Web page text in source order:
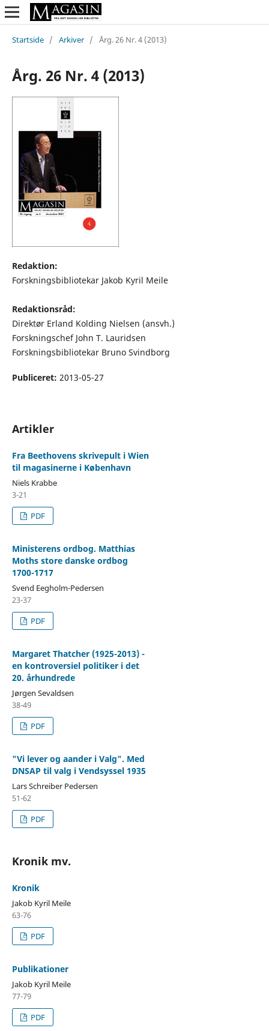
Startside / Arkiver / Årg. 26 Nr. 4 (2013)
Årg. 26 Nr. 4 (2013)
Redaktion:
Forskningsbibliotekar Jakob Kyril Meile
Redaktionsråd:
Direktør Erland Kolding Nielsen (ansvh.)
Forskningschef John T. Lauridsen
Forskningsbibliotekar Bruno Svindborg
Publiceret: 2013-05-27
Artikler
Fra Beethovens skrivepult i Wien
til magasinerne i København
Niels Krabbe
3-21
PDF
Ministerens ordbog. Matthias
Moths store danske ordbog
1700-1717
Svend Eegholm-Pedersen
23-37
PDF
Margaret Thatcher (1925-2013) -
en kontroversiel politiker i det
20. århundrede
Jørgen Sevaldsen
38-49
PDF
"Vi lever og aander i Valg". Med
DNSAP til valg i Vendsyssel 1935
Lars Schreiber Pedersen
51-62
PDF
Kronik mv.
Kronik
Jakob Kyril Meile
63-76
PDF
Publikationer
Jakob Kyril Meile
77-79
PDF